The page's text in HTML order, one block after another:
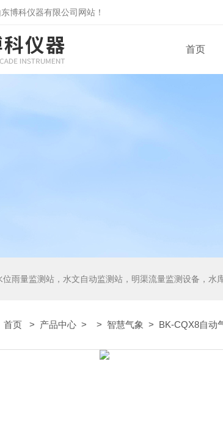
东博科仪器有限公司 网站！
首页
位雨量监测站，水文自动监测站，明渠流量监测设备，
首页 > 产品中心 > > 智慧气象 > BK-CQX8自动